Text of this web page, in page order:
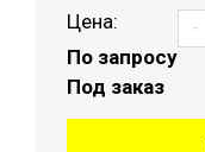
Цена:
По запросу
Под заказ
-